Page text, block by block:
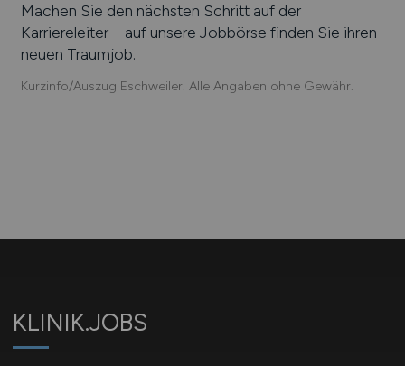
Machen Sie den nächsten Schritt auf der
Karriereleiter – auf unsere Jobbörse finden Sie ihren
neuen Traumjob.
Kurzinfo/Auszug Eschweiler. Alle Angaben ohne Gewähr.
KLINIK.JOBS